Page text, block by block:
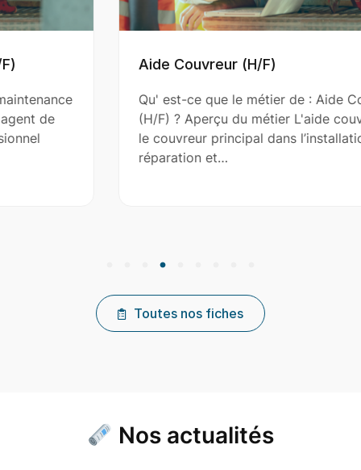
Aide Couvreur (H/F)
Qu' est-ce que le métier de : Aide Couvreur
(H/F) ? Aperçu du métier L'aide couvreur assiste
le couvreur principal dans l’installation, la
Toutes nos fiches
Nos actualités